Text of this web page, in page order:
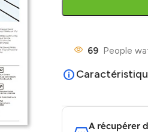
69 People
A récupérer